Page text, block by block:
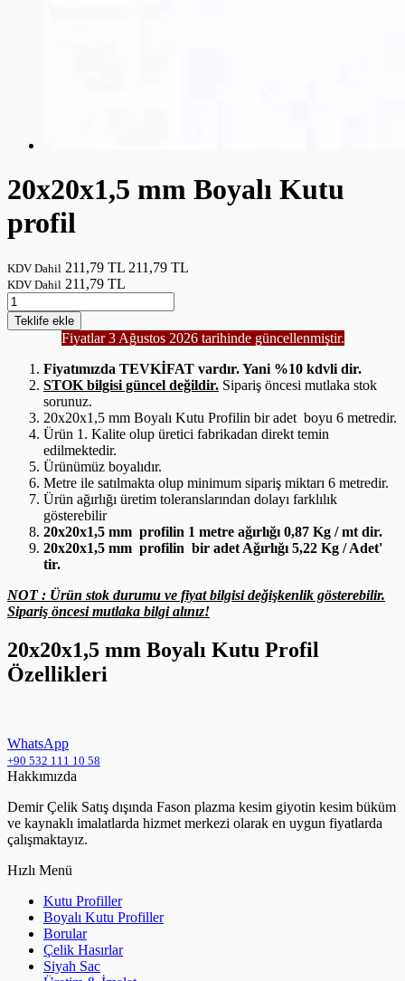
20x20x1,5 mm Boyalı Kutu
profil
KDV Dahil 211,79 TL 211,79 TL
KDV Dahil 211,79 TL
Teklife ekle
Fiyatlar 3 Ağustos 2026 tarihinde güncellenmiştir.
Fiyatımızda TEVKİFAT vardır. Yani %10 kdvli dir.
STOK bilgisi güncel değildir. Sipariş öncesi mutlaka stok
sorunuz.
20x20x1,5 mm Boyalı Kutu Profilin bir adet boyu 6 metredir.
Ürün 1. Kalite olup üretici fabrikadan direkt temin
edilmektedir.
Ürünümüz boyalıdır.
Metre ile satılmakta olup minimum sipariş miktarı 6 metredir.
Ürün ağırlığı üretim toleranslarından dolayı farklılık
gösterebilir
20x20x1,5 mm profilin 1 metre ağırlığı 0,87 Kg / mt dir.
20x20x1,5 mm profilin bir adet Ağırlığı 5,22 Kg / Adet'
tir.
NOT : Ürün stok durumu ve fiyat bilgisi değişkenlik gösterebilir.
Sipariş öncesi mutlaka bilgi alınız!
20x20x1,5 mm Boyalı Kutu Profil
Özellikleri
WhatsApp
+90 532 111 10 58
Hakkımızda
Demir Çelik Satış dışında Fason plazma kesim giyotin kesim büküm
ve kaynaklı imalatlarda hizmet merkezi olarak en uygun fiyatlarda
çalışmaktayız.
Hızlı Menü
Kutu Profiller
Boyalı Kutu Profiller
Borular
Çelik Hasırlar
Siyah Sac